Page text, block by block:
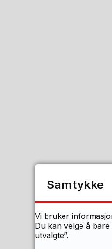
Samtykke
Vi bruker
Du kan velge å
utvalgte”.